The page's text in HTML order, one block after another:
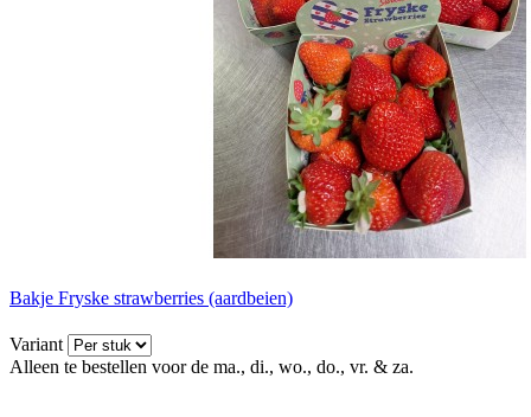
Bakje Fryske strawberries (aardbeien)
Variant
Alleen te bestellen voor de ma., di., wo., do., vr. & za.